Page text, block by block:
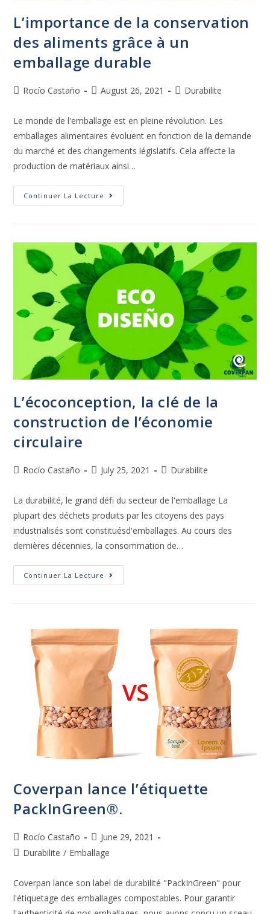
L’importance de la conservation
des aliments grâce à un
emballage durable
Rocío Castaño August 26, 2021 Durabilite
Le monde de l'emballage est en pleine révolution. Les
emballages alimentaires évoluent en fonction de la demande
du marché et des changements législatifs. Cela affecte la
production de matériaux ainsi…
Continuer La Lecture
L’écoconception, la clé de la
construction de l’économie
circulaire
Rocío Castaño July 25, 2021 Durabilite
La durabilité, le grand défi du secteur de l'emballage La
plupart des déchets produits par les citoyens des pays
industrialisés sont constituésd'emballages. Au cours des
dernières décennies, la consommation de…
Continuer La Lecture
Coverpan lance l’étiquette
PackInGreen®.
Rocío Castaño
June 29, 2021
Durabilite / Emballage
Coverpan lance son label de durabilité "PackInGreen" pour
l'étiquetage des emballages compostables. Pour garantir